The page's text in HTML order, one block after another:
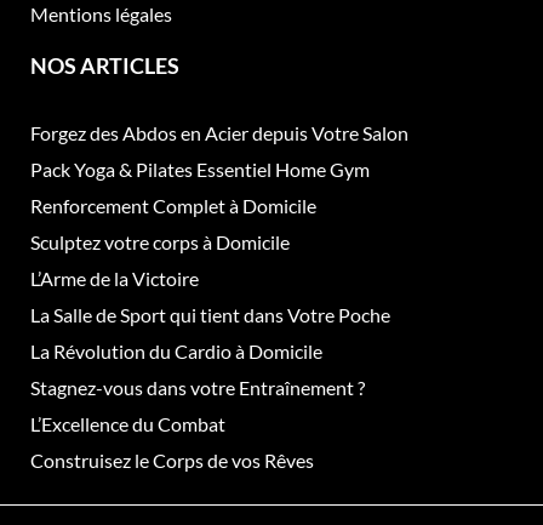
Mentions légales
NOS ARTICLES
Forgez des Abdos en Acier depuis Votre Salon
Pack Yoga & Pilates Essentiel Home Gym
Renforcement Complet à Domicile
Sculptez votre corps à Domicile
L’Arme de la Victoire
La Salle de Sport qui tient dans Votre Poche
La Révolution du Cardio à Domicile
Stagnez-vous dans votre Entraînement ?
L’Excellence du Combat
Construisez le Corps de vos Rêves